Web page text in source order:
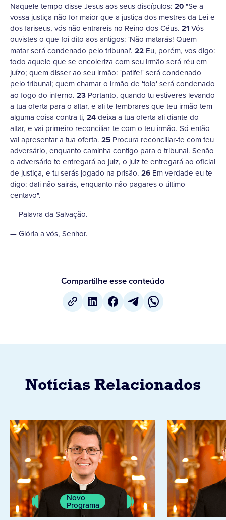
Naquele tempo disse Jesus aos seus discípulos: 20 "Se a
vossa justiça não for maior que a justiça dos mestres da Lei e
dos fariseus, vós não entrareis no Reino dos Céus. 21Vós
ouvistes o que foi dito aos antigos: 'Não matarás! Quem
matar será condenado pelo tribunal'. 22 Eu, porém, vos digo:
todo aquele que se encoleriza com seu irmão será réu em
juízo; quem disser ao seu irmão: 'patife!' será condenado
pelo tribunal; quem chamar o irmão de 'tolo' será condenado
ao fogo do inferno. 23 Portanto, quando tu estiveres levando
a tua oferta para o altar, e ali te lembrares que teu irmão tem
alguma coisa contra ti, 24deixa a tua oferta ali diante do
altar, e vai primeiro reconciliar-te com o teu irmão. Só então
vai apresentar a tua oferta. 25 Procura reconciliar-te com teu
adversário, enquanto caminha contigo para o tribunal. Senão
o adversário te entregará ao juiz, o juiz te entregará ao oficial
de justiça, e tu serás jogado na prisão. 26 Em verdade eu te
digo: dali não sairás, enquanto não pagares o último
centavo".
— Palavra da Salvação.
— Glória a vós, Senhor.
Compartilhe esse conteúdo
Notícias Relacionados
Novo
Programa